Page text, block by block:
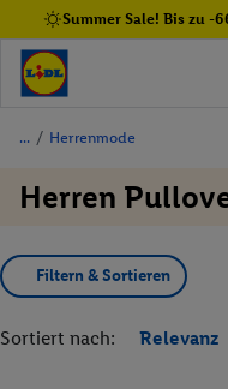
Summer Sale! Bis zu -
/ Herrenmode
Herren
Filtern & Sortieren
Sortiert nach: Relevanz